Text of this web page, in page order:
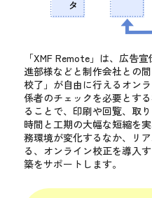
「XMF Remote」は、広告
進部様などと制作会社との
校了」が自由に行えるオン
係者のチェックを必要とす
ることで、印刷や回覧、取
時間と工期の大幅な短縮を
務環境が変化するなか、リ
る、オンライン校正を導入
築をサポートします。